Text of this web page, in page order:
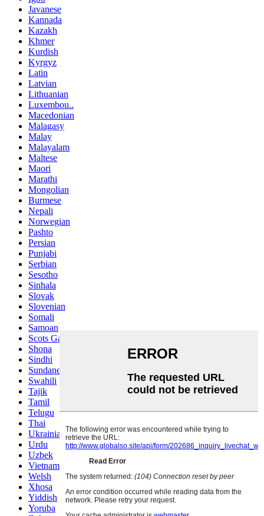
Javanese
Kannada
Kazakh
Khmer
Kurdish
Kyrgyz
Latin
Latvian
Lithuanian
Luxembou..
Macedonian
Malagasy
Malay
Malayalam
Maltese
Maori
Marathi
Mongolian
Burmese
Nepali
Norwegian
Pashto
Persian
Punjabi
Serbian
Sesotho
Sinhala
Slovak
Slovenian
Somali
Samoan
Scots Gaelic
Shona
Sindhi
Sundanese
Swahili
Tajik
Tamil
Telugu
Thai
Ukrainian
Urdu
Uzbek
Vietnamese
Welsh
Xhosa
Yiddish
Yoruba